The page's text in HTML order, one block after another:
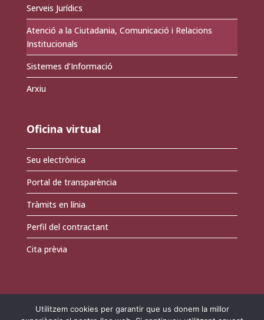
Serveis Jurídics
Atenció a la Ciutadania, Comunicació i Relacions
Institucionals
Sistemes d’Informació
Arxiu
Oficina virtual
Seu electrònica
Portal de transparència
Tràmits en línia
Perfil del contractant
Cita prèvia
Utilitzem cookies per garantir que us donem la millor